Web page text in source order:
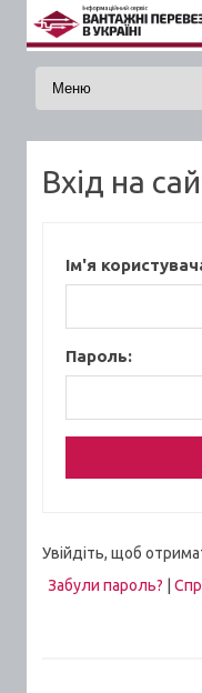
Skip to content
Вхід на
Ім'я
Пароль:
Увійдіть, щоб
Забули пароль?